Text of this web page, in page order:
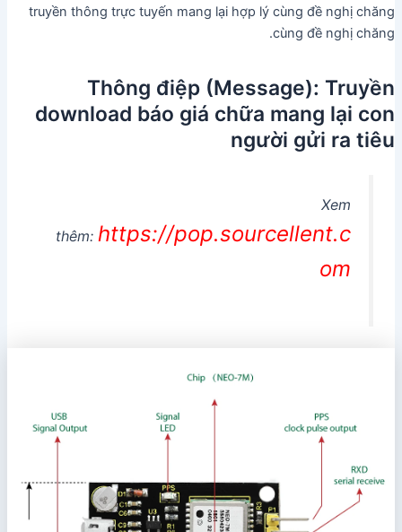
truyền thông trực tuyến mang lại hợp lý cùng đề nghị chăng
cùng đề nghị chăng.
Thông điệp (Message): Truyền
download báo giá chữa mang lại con
người gửi ra tiêu
Xem
thêm: https://pop.sourcellent.c
om